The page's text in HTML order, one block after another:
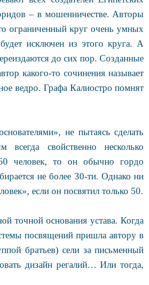
– в мошенничестве. Авторы
ограниченный круг очень умных
исключен из этого круга. А
до сих пор. Созданные
какого-то сочинения называет
ведро. Графа Калиостро помнят
не пытаясь сделать
свойственно несколько
человек, то он обычно гордо
не более 30-ти. Однако ни
если он посвятил только 50.
точной основания устава. Когда
посвящений пришла автору в
братьев) сели за письменный
дизайн регалий… Или тогда,